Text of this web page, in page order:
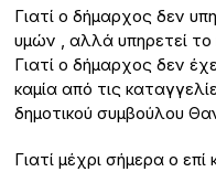
Γιατί ο δήμαρχος δεν
υμών , αλλά υπηρετεί
Γιατί ο δήμαρχος δεν
καμία από τις
δημοτικού συμβούλου
Γιατί μέχρι σήμερα ο